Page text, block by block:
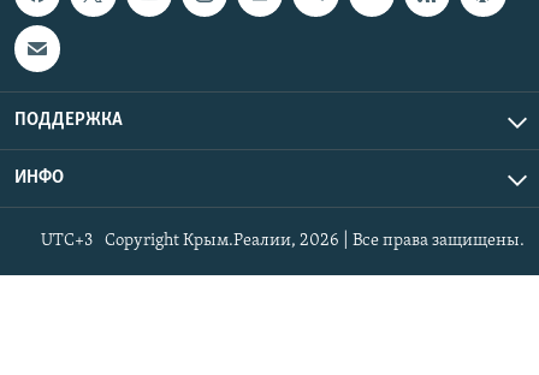
ПОДДЕРЖКА
ИНФО
Copyright Крым.Реалии, 2026 | Все права защищены.
UTC+3